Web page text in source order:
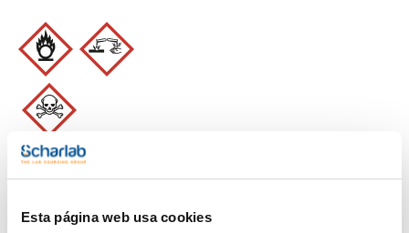
Esta página web usa cookies
Imprimir ficha de
producto
Características
- HNO3